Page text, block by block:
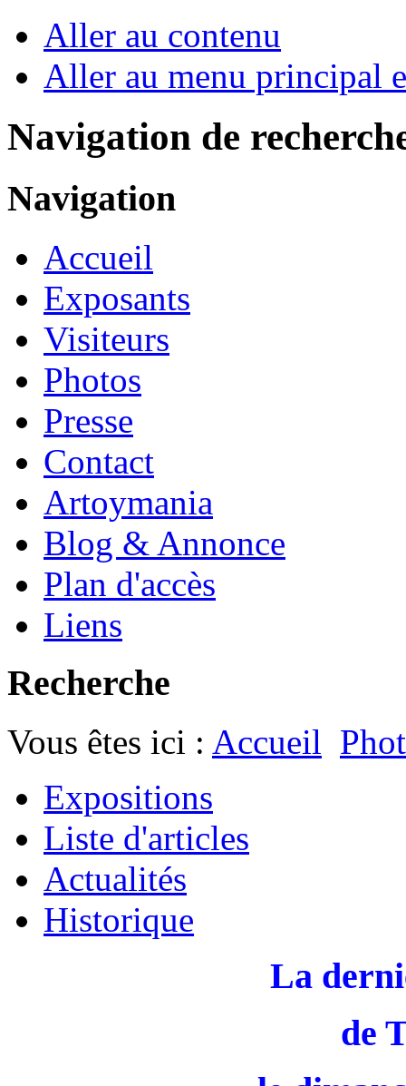
Aller au contenu
Aller au menu principal
Navigation de
Navigation
Accueil
Exposants
Visiteurs
Photos
Presse
Contact
Artoymania
Blog & Annonce
Plan d'accès
Liens
Recherche
Vous êtes ici : Accueil
Expositions
Liste d'articles
Actualités
Historique
La
de